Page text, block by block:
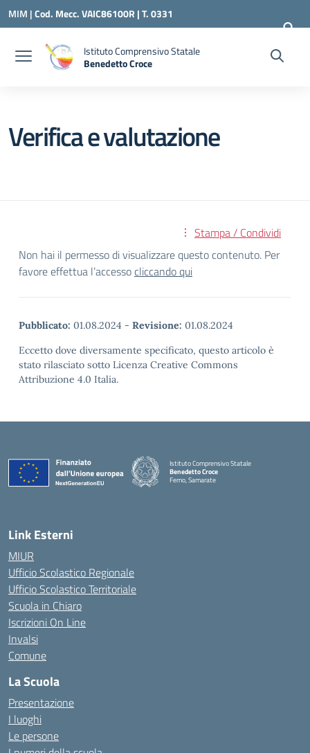
Vai ai contenuti
Vai al menu di navigazione
Vai al footer
MIM |Cod. Mecc. VAIC86100R | T. 0331
240260 | VAIC86100R@ISTRUZIONE.IT
Istituto Comprensivo Statale
Benedetto Croce
Verifica e valutazione
Stampa / Condividi
Non hai il permesso di visualizzare questo contenuto. Per
favore effettua l’accesso cliccando qui
Pubblicato: 01.08.2024 - Revisione: 01.08.2024
Eccetto dove diversamente specificato, questo articolo è
stato rilasciato sotto Licenza Creative Commons
Attribuzione 4.0 Italia.
Istituto Comprensivo Statale
Benedetto Croce
Ferno, Samarate
Link Esterni
MIUR
Ufficio Scolastico Regionale
Ufficio Scolastico Territoriale
Scuola in Chiaro
Iscrizioni On Line
Invalsi
Comune
La Scuola
Presentazione
I luoghi
Le persone